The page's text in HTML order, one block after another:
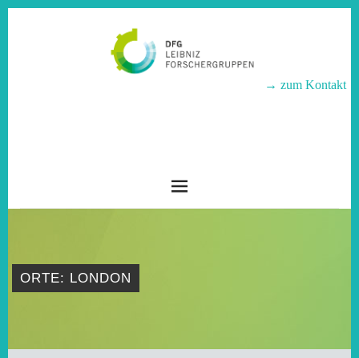
→ zum Kontakt
ORTE: LONDON